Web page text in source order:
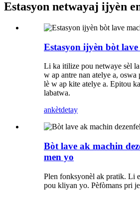
Estasyon netwayaj ijyèn
Estasyon ijyèn bòt
Li ka itilize pou netwaye sèl
w ap antre nan atelye a,
lè w ap kite atelye a. Epitou
labatwa.
ankètdetay
Bòt lave ak machin
men yo
Plen fonksyonèl ak pratik. Li
pou kliyan yo. Pèfòmans pri